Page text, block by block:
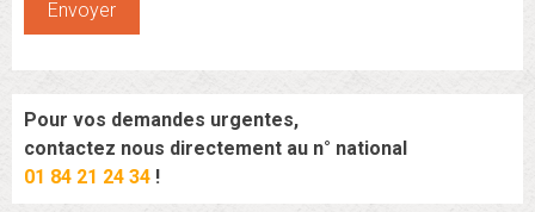
Pour vos demandes urgentes,
contactez nous directement au n° national
01 84 21 24 34 !